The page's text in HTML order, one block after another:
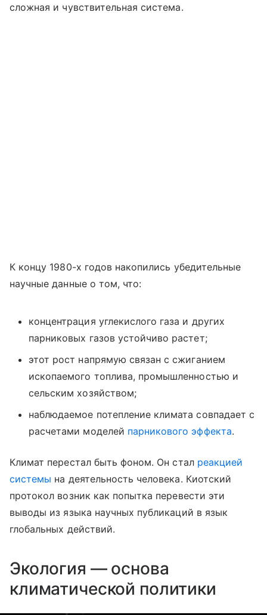
сложная и чувствительная система.
К концу 1980-х годов накопились убедительные
научные данные о том, что:
концентрация углекислого газа и других
парниковых газов устойчиво растет;
этот рост напрямую связан с сжиганием
ископаемого топлива, промышленностью и
сельским хозяйством;
наблюдаемое потепление климата совпадает с
расчетами моделей парникового эффекта.
Климат перестал быть фоном. Он стал реакцией
системы на деятельность человека. Киотский
протокол возник как попытка перевести эти
выводы из языка научных публикаций в язык
глобальных действий.
Экология — основа
климатической политики